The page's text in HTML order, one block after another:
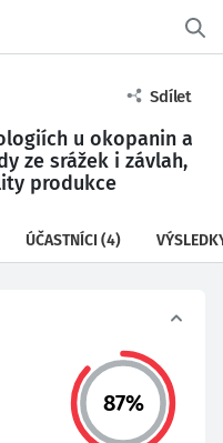
Sdílet
u okopanin a
ze srážek i závlah,
produkce
ÚČASTNÍCI (4)
87%